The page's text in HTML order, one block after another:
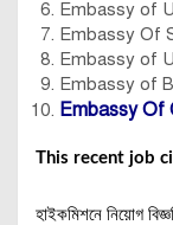
Embassy of
Embassy Of
Embassy of
Embassy of
Embassy Of
This recent job
হাইকমিশনে নিয়োগ